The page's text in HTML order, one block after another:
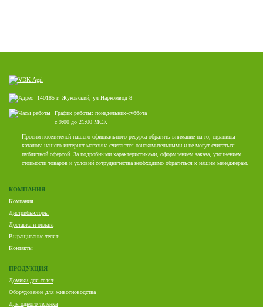
140185 г. Жуковский, ул Наркомвод 8
График работы: понедельник-суббота
с 9:00 до 21:00 МСК
Просим посетителей нашего официального ресурса обратить внимание на то, страницы
каталога нашего интернет-магазина считаются ознакомительными и не могут считаться
публичной офертой. За подробными характеристиками, оформлением заказа, уточнением
стоимости товаров и условий сотрудничества необходимо обратиться к нашим менеджерам.
КОМПАНИЯ
Компания
Дистрибьюторы
Доставка и оплата
Выращивание телят
Контакты
ПРОДУКЦИЯ
Домики для телят
Оборудование для животноводства
Для одного телёнка